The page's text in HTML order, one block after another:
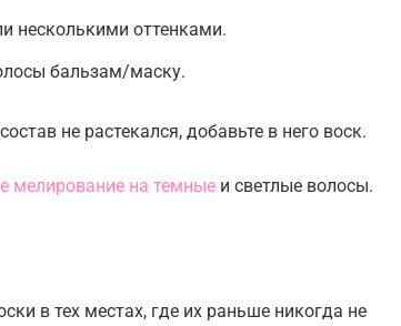
несколькими оттенками.
бальзам/маску.
не растекался, добавьте в него воск.
мелирование на темные и светлые волосы.
в тех местах, где их раньше никогда не